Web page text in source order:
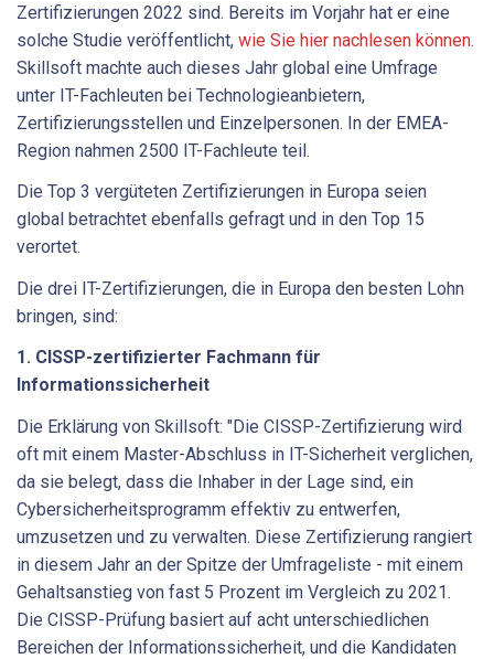
Zertifizierungen 2022 sind. Bereits im Vorjahr hat er eine
solche Studie veröffentlicht, wie Sie hier nachlesen können.
Skillsoft machte auch dieses Jahr global eine Umfrage
unter IT-Fachleuten bei Technologieanbietern,
Zertifizierungsstellen und Einzelpersonen. In der EMEA-
Region nahmen 2500 IT-Fachleute teil.
Die Top 3 vergüteten Zertifizierungen in Europa seien
global betrachtet ebenfalls gefragt und in den Top 15
verortet.
Die drei IT-Zertifizierungen, die in Europa den besten Lohn
bringen, sind:
1. CISSP-zertifizierter Fachmann für
Informationssicherheit
Die Erklärung von Skillsoft: "Die CISSP-Zertifizierung wird
oft mit einem Master-Abschluss in IT-Sicherheit verglichen,
da sie belegt, dass die Inhaber in der Lage sind, ein
Cybersicherheitsprogramm effektiv zu entwerfen,
umzusetzen und zu verwalten. Diese Zertifizierung rangiert
in diesem Jahr an der Spitze der Umfrageliste - mit einem
Gehaltsanstieg von fast 5 Prozent im Vergleich zu 2021.
Die CISSP-Prüfung basiert auf acht unterschiedlichen
Bereichen der Informationssicherheit, und die Kandidaten